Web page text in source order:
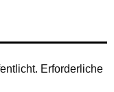
Erforderliche